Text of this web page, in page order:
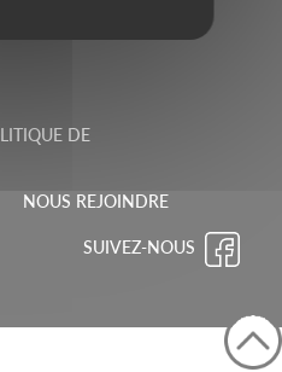
DE
NOUS REJOINDRE
SUIVEZ-NOUS